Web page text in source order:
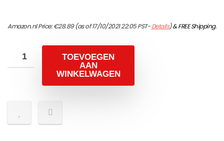
Amazon.nl Price:€28.89(as of 17/10/2021 22:05 PST-Details)&FREE Shipping.
TOEVOEGEN
AAN
WINKELWAGEN